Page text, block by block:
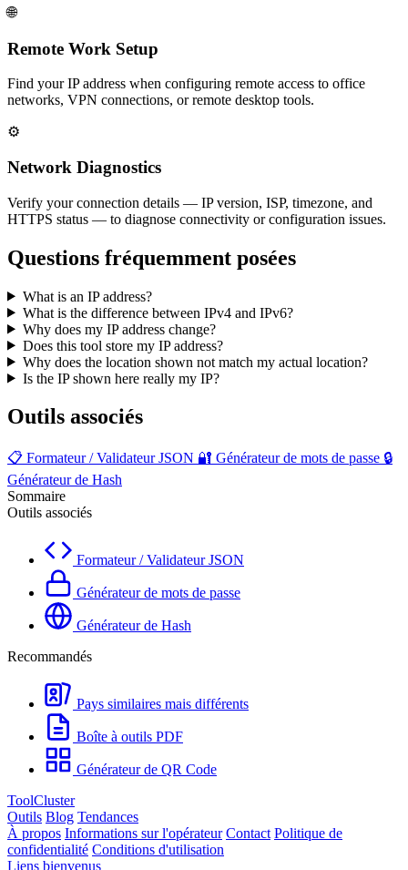
🌐
Remote Work Setup
Find your IP address when configuring remote access to office
networks, VPN connections, or remote desktop tools.
⚙️
Network Diagnostics
Verify your connection details — IP version, ISP, timezone, and
HTTPS status — to diagnose connectivity or configuration issues.
Questions fréquemment posées
What is an IP address?
What is the difference between IPv4 and IPv6?
Why does my IP address change?
Does this tool store my IP address?
Why does the location shown not match my actual location?
Is the IP shown here really my IP?
Outils associés
📋 Formateur / Validateur JSON 🔐 Générateur de mots de passe 🔒
Générateur de Hash
Sommaire
Outils associés
Formateur / Validateur JSON
Générateur de mots de passe
Générateur de Hash
Recommandés
Pays similaires mais différents
Boîte à outils PDF
Générateur de QR Code
ToolCluster
Outils Blog Tendances
À propos Informations sur l'opérateur Contact Politique de
confidentialité Conditions d'utilisation
Liens bienvenus